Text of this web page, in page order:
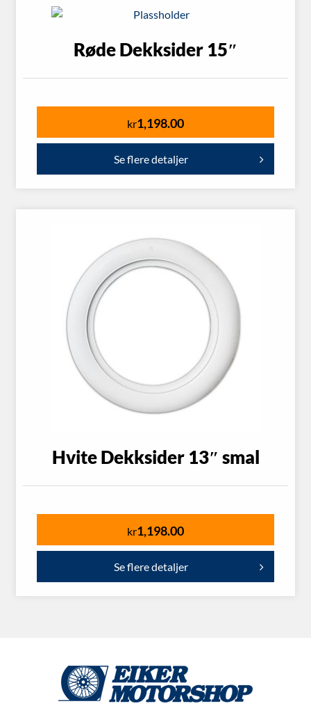
Røde Dekksider 15″
kr1,198.00
Se flere detaljer
Hvite Dekksider 13″ smal
kr1,198.00
Se flere detaljer